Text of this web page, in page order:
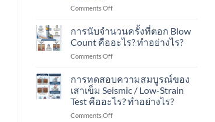
ไพล์
น้ำ
หนัก
ได้
เท่าไร?
กับ
อาคาร
แบบ
ไหน
บ้าง?
Comments Offon
การ
ประเมิน
กำลัง
น้ำ
หนัก
ของ
เสา
เข็ม
การนับจำนวนครั้งที่ตอก Blow
Count คืออะไร? ทำอย่างไร?
Comments Offon
จำนวน
ครั้ง
ที่
ตอก
การทดสอบความสมบูรณ์ของ
เสาเข็ม Seismic / Low-Strain
Test คืออะไร? ทำอย่างไร?
Comments Offon